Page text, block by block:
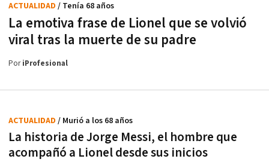
La emotiva frase de Lionel que se volvió
viral tras la muerte de su padre
ACTUALIDAD / Tenía 68 años
PoriProfesional
La historia de Jorge Messi, el hombre que
acompañó a Lionel desde sus inicios
ACTUALIDAD / Murió a los 68 años